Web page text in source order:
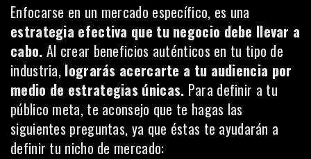
Enfocarse en un mercado específico, es una
estrategia efectiva que tu negocio debe llevar a
cabo. Al crear beneficios auténticos en tu tipo de
industria, lograrás acercarte a tu audiencia por
medio de estrategias únicas. Para definir a tu
público meta, te aconsejo que te hagas las
siguientes preguntas, ya que éstas te ayudarán a
definir tu nicho de mercado: